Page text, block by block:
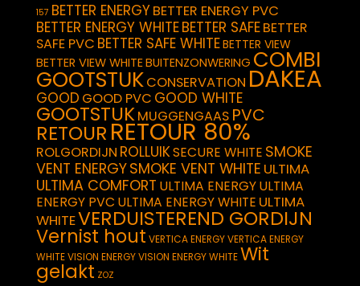
157 BETTER ENERGYBETTER ENERGY PVC
BETTER ENERGY WHITEBETTER SAFEBETTER
SAFE PVC BETTER SAFE WHITEBETTER VIEW
BETTER VIEW WHITEBUITENZONWERING COMBI
GOOTSTUKCONSERVATION DAKEA
GOOD GOOD PVC GOOD WHITE
GOOTSTUKMUGGENGAAS PVC
RETOUR RETOUR 80%
ROLGORDIJN ROLLUIKSECURE WHITE SMOKE
VENT ENERGYSMOKE VENT WHITE ULTIMA
ULTIMA COMFORT ULTIMA ENERGYULTIMA
ENERGY PVC ULTIMA ENERGY WHITE ULTIMA
WHITEVERDUISTEREND GORDIJN
Vernist hout VERTICA ENERGYVERTICA ENERGY
WHITEVISION ENERGYVISION ENERGY WHITEWit
gelakt ZOZ